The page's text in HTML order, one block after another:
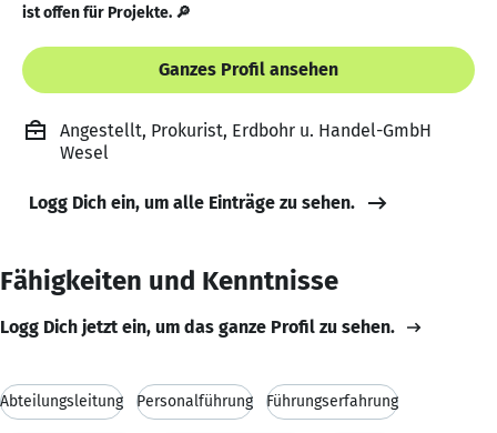
ist offen für Projekte. 🔎
Ganzes Profil ansehen
Angestellt, Prokurist, Erdbohr u. Handel-GmbH
Wesel
Logg Dich ein, um alle Einträge zu sehen.
Fähigkeiten und Kenntnisse
Logg Dich jetzt ein, um das ganze Profil zu sehen.
Abteilungsleitung Personalführung Führungserfahrung